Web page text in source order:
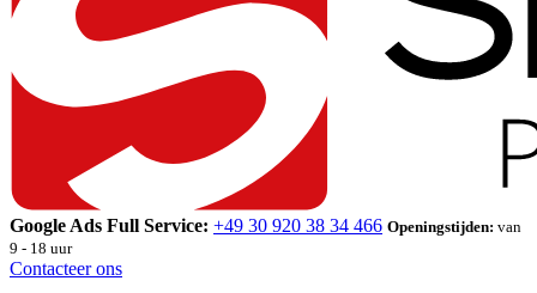
Google Ads Full Service: +49 30 920 38 34 466 Openingstijden: van
9 - 18 uur
Contacteer ons